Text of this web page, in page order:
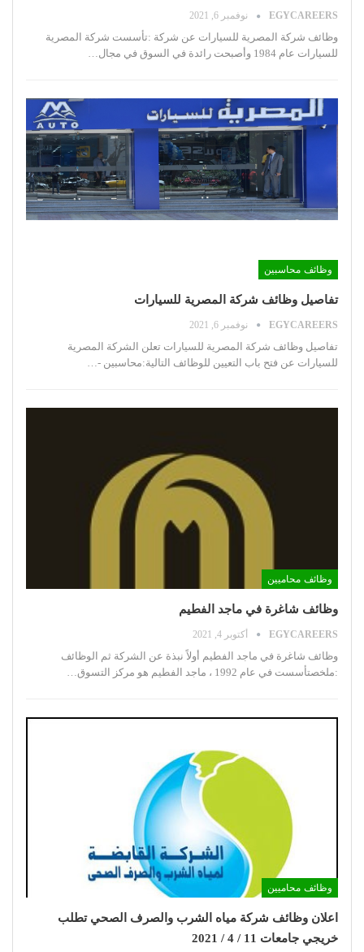
EGYCAREERS نوفمبر 6, 2021
وظائف شركة المصرية للسيارات عن شركة :تأسست شركة المصرية
للسيارات عام 1984 وأصبحت رائدة في السوق في مجال
…
وظائف محاسبين
تفاصيل وظائف شركة المصرية للسيارات
EGYCAREERS نوفمبر 6, 2021
تفاصيل وظائف شركة المصرية للسيارات تعلن الشركة المصرية
للسيارات عن فتح باب التعيين للوظائف التالية:محاسبين -…
وظائف محاميين
وظائف شاغرة في ماجد الفطيم
EGYCAREERS أكتوبر 4, 2021
وظائف شاغرة في ماجد الفطيم أولاً نبذة عن الشركة ثم الوظائف
:ملخصتأسست في عام 1992 ، ماجد الفطيم هو مركز التسوق
وظائف محاميين
اعلان وظائف شركة مياه الشرب والصرف الصحي تطلب
خريجي جامعات 11 / 4 / 2021